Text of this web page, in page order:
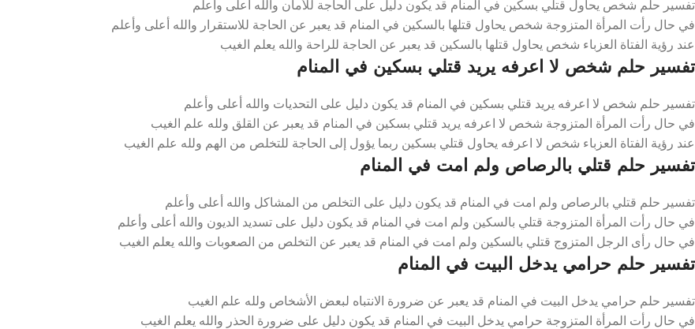
تفسير حلم شخص يحاول قتلي بسكين في المنام قد يكون دليل على الحاجة للأمان والله أعلى وأعلم
في حال رأت المرأة المتزوجة شخص يحاول قتلها بالسكين في المنام قد يعبر عن الحاجة للاستقرار والله أعلى وأعلم
عند رؤية الفتاة العزباء شخص يحاول قتلها بالسكين قد يعبر عن الحاجة للراحة والله يعلم الغيب
تفسير حلم شخص لا اعرفه يريد قتلي بسكين في المنام
تفسير حلم شخص لا اعرفه يريد قتلي بسكين في المنام قد يكون دليل على التحديات والله أعلى وأعلم
في حال رأت المرأة المتزوجة شخص لا اعرفه يريد قتلي بسكين في المنام قد يعبر عن القلق ولله علم الغيب
عند رؤية الفتاة العزباء شخص لا اعرفه يحاول قتلي بسكين ربما يؤول إلى الحاجة للتخلص من الهم ولله علم الغيب
تفسير حلم قتلي بالرصاص ولم امت في المنام
تفسير حلم قتلي بالرصاص ولم امت في المنام قد يكون دليل على التخلص من المشاكل والله أعلى وأعلم
في حال رأت المرأة المتزوجة قتلي بالسكين ولم امت في المنام قد يكون دليل على تسديد الديون والله أعلى وأعلم
في حال رأى الرجل المتزوج قتلي بالسكين ولم امت في المنام قد يعبر عن التخلص من الصعوبات والله يعلم الغيب
تفسير حلم حرامي يدخل البيت في المنام
تفسير حلم حرامي يدخل البيت في المنام قد يعبر عن ضرورة الانتباه لبعض الأشخاص ولله علم الغيب
في حال رأت المرأة المتزوجة حرامي يدخل البيت في المنام قد يكون دليل على ضرورة الحذر والله يعلم الغيب